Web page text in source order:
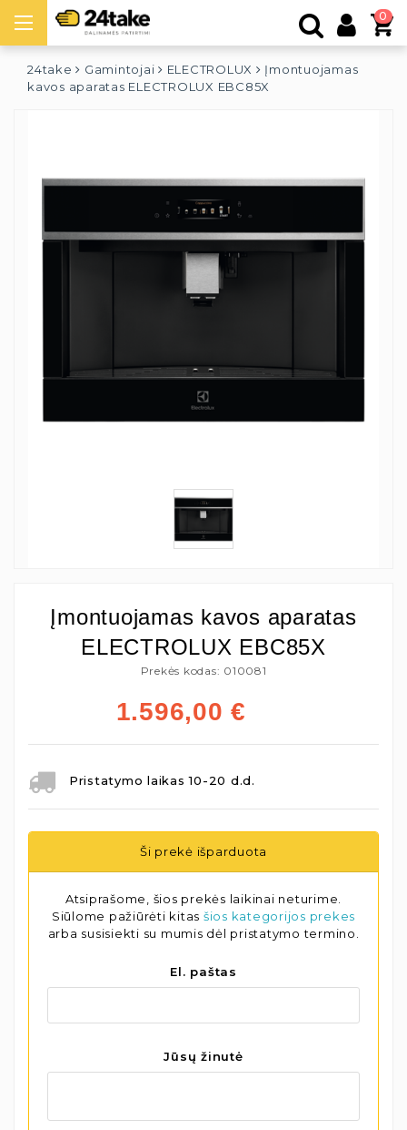
0
24take Gamintojai ELECTROLUX
Įmontuojamas
kavos aparatas ELECTROLUX EBC85X
Įmontuojamas kavos aparatas
ELECTROLUX EBC85X
Prekės kodas: 010081
1.596,00 €
Pristatymo laikas 10-20 d.d.
Ši prekė išparduota
Atsiprašome, šios prekės laikinai neturime.
Siūlome pažiūrėti kitas šios kategorijos prekes
arba susisiekti su mumis dėl pristatymo termino.
El. paštas
Jūsų žinutė